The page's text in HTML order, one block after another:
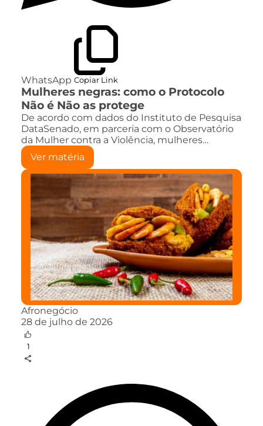
WhatsApp Copiar Link
Mulheres negras: como o Protocolo
Não é Não as protege
De acordo com dados do Instituto de Pesquisa
DataSenado, em parceria com o Observatório
da Mulher contra a Violência, mulheres…
Ver matéria
Afronegócio
28 de julho de 2026
1